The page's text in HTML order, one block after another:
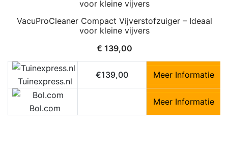
VacuProCleaner Compact Vijverstofzuiger – Ideaal
voor kleine vijvers
€ 139,00
Tuinexpress.nl
€139,00 Meer Informatie
Bol.com
Meer Informatie